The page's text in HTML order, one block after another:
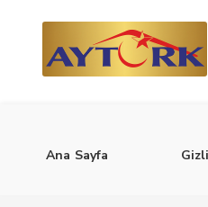
Ana Sayfa